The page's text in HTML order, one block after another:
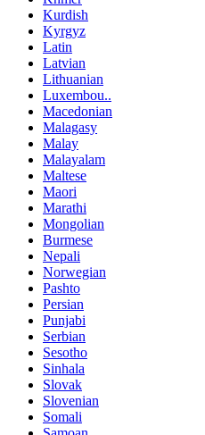
Kurdish
Kyrgyz
Latin
Latvian
Lithuanian
Luxembou..
Macedonian
Malagasy
Malay
Malayalam
Maltese
Maori
Marathi
Mongolian
Burmese
Nepali
Norwegian
Pashto
Persian
Punjabi
Serbian
Sesotho
Sinhala
Slovak
Slovenian
Somali